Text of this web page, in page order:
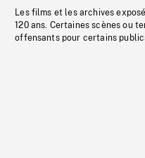
Les films et les archives
120 ans. Certaines scènes ou
offensants pour certains